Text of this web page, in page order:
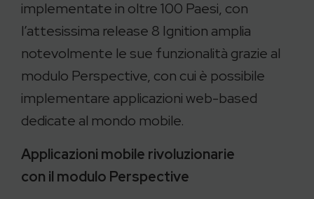
implementate in oltre 100 Paesi, con
l’attesissima release 8 Ignition amplia
notevolmente le sue funzionalità grazie al
modulo Perspective, con cui è possibile
implementare applicazioni web-based
dedicate al mondo mobile.
Applicazioni mobile rivoluzionarie
con il modulo Perspective